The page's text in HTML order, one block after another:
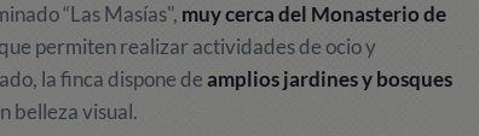
“Las Masías", muy cerca del Monasterio de
permiten realizar actividades de ocio y
la finca dispone deamplios jardines y bosques
belleza visual.